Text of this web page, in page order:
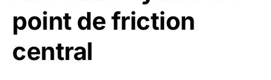
point de friction
central